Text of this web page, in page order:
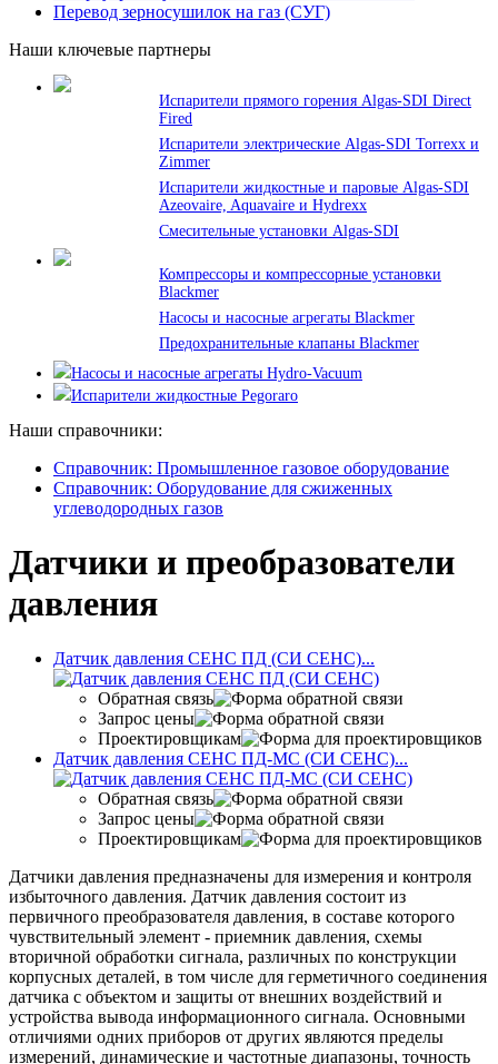
Перевод зерносушилок на газ (СУГ)
Наши ключевые партнеры
Испарители прямого горения Algas-SDI Direct
Fired
Испарители электрические Algas-SDI Torrexx и
Zimmer
Испарители жидкостные и паровые Algas-SDI
Azeovaire, Aquavaire и Hydrexx
Смесительные установки Algas-SDI
Компрессоры и компрессорные установки
Blackmer
Насосы и насосные агрегаты Blackmer
Предохранительные клапаны Blackmer
Насосы и насосные агрегаты Hydro-Vacuum
Испарители жидкостные Pegoraro
Наши справочники:
Справочник: Промышленное газовое оборудование
Справочник: Оборудование для сжиженных
углеводородных газов
Датчики и преобразователи
давления
Датчик давления СЕНС ПД (СИ СЕНС)...
Обратная связь
Запрос цены
Проектировщикам
Датчик давления СЕНС ПД-МС (СИ СЕНС)...
Обратная связь
Запрос цены
Проектировщикам
Датчики давления предназначены для измерения и контроля
избыточного давления. Датчик давления состоит из
первичного преобразователя давления, в составе которого
чувствительный элемент - приемник давления, схемы
вторичной обработки сигнала, различных по конструкции
корпусных деталей, в том числе для герметичного соединения
датчика с объектом и защиты от внешних воздействий и
устройства вывода информационного сигнала. Основными
отличиями одних приборов от других являются пределы
измерений, динамические и частотные диапазоны, точность